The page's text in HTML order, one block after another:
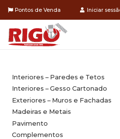
Pontos de Venda Iniciar
Interiores – Paredes e Tetos
Interiores – Gesso Cartonado
Exteriores – Muros e Fachadas
Madeiras e Metais
Pavimento
Complementos